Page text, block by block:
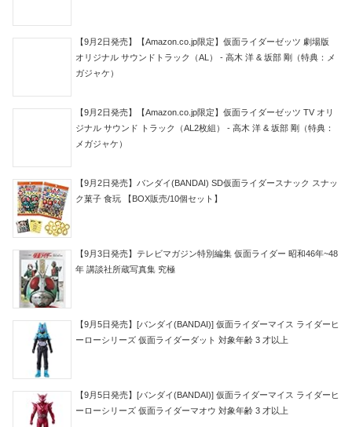
【9月2日発売】【Amazon.co.jp限定】仮面ライダーゼッツ 劇場版
オリジナル サウンドトラック（AL） - 高木 洋 & 坂部 剛（特典：メ
ガジャケ）
【9月2日発売】【Amazon.co.jp限定】仮面ライダーゼッツ TV オリ
ジナル サウンド トラック（AL2枚組） - 高木 洋 & 坂部 剛（特典：
メガジャケ）
【9月2日発売】バンダイ(BANDAI) SD仮面ライダースナック スナッ
ク菓子 食玩 【BOX販売/10個セット】
【9月3日発売】テレビマガジン特別編集 仮面ライダー 昭和46年~48
年 講談社所蔵写真集 究極
【9月5日発売】[バンダイ(BANDAI)] 仮面ライダーマイス ライダーヒ
ーローシリーズ 仮面ライダーダット 対象年齢 3 才以上
【9月5日発売】[バンダイ(BANDAI)] 仮面ライダーマイス ライダーヒ
ーローシリーズ 仮面ライダーマオウ 対象年齢 3 才以上